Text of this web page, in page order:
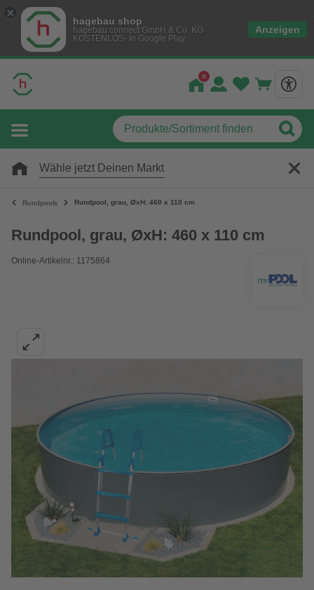
hagebau shop
hagebau connect GmbH & Co. KG
KOSTENLOS- In Google Play
Anzeigen
Wähle jetzt Deinen Markt
Rundpools Rundpool, grau, ØxH: 460 x 110 cm
Rundpool, grau, ØxH: 460 x 110 cm
Online-Artikelnr.: 1175864